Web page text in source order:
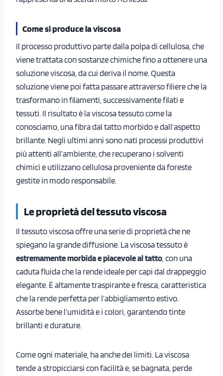
Come si produce la viscosa
Il processo produttivo parte dalla polpa di cellulosa, che
viene trattata con sostanze chimiche fino a ottenere una
soluzione viscosa, da cui deriva il nome. Questa
soluzione viene poi fatta passare attraverso filiere che la
trasformano in filamenti, successivamente filati e
tessuti. Il risultato è la viscosa tessuto come la
conosciamo, una fibra dal tatto morbido e dall’aspetto
brillante. Negli ultimi anni sono nati processi produttivi
più attenti all’ambiente, che recuperano i solventi
chimici e utilizzano cellulosa proveniente da foreste
gestite in modo responsabile.
Le proprietà del tessuto viscosa
Il tessuto viscosa offre una serie di proprietà che ne
spiegano la grande diffusione. La viscosa tessuto è
estremamente morbida e piacevole al tatto, con una
caduta fluida che la rende ideale per capi dal drappeggio
elegante. È altamente traspirante e fresca, caratteristica
che la rende perfetta per l’abbigliamento estivo.
Assorbe bene l’umidità e i colori, garantendo tinte
brillanti e durature.
Come ogni materiale, ha anche dei limiti. La viscosa
tende a stropicciarsi con facilità e, se bagnata, perde